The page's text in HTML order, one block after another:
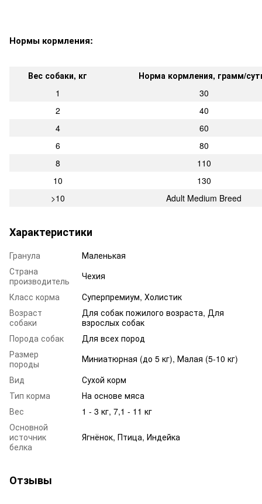
Нормы кормления:
Вес собаки, кг
Норма кормления, грамм/
1
30
2
40
4
60
6
80
8
110
10
130
>10
Adult Medium Breed
Характеристики
Гранула
Маленькая
Страна
производитель
Чехия
Класс корма
Суперпремиум, Холистик
Возраст
собаки
Для собак пожилого возраста, Для
взрослых собак
Порода собак
Для всех пород
Размер
породы
Миниатюрная (до 5 кг), Малая (5-10 кг)
Вид
Сухой корм
Тип корма
На основе мяса
Вес
1 - 3 кг, 7,1 - 11 кг
Основной
источник
белка
Ягнёнок, Птица, Индейка
Отзывы